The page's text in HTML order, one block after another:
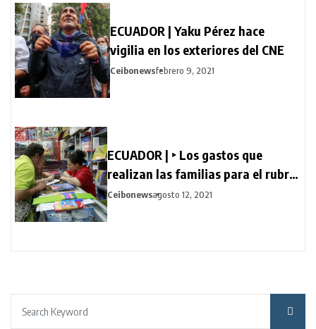
ECUADOR | Yaku Pérez hace
vigilia en los exteriores del CNE
Ceibonewsfebrero 9, 2021
ECUADOR | ‣ Los gastos que
realizan las familias para el rubro
escolar sufren cambios a raíz de la
Ceibonewsagosto 12, 2021